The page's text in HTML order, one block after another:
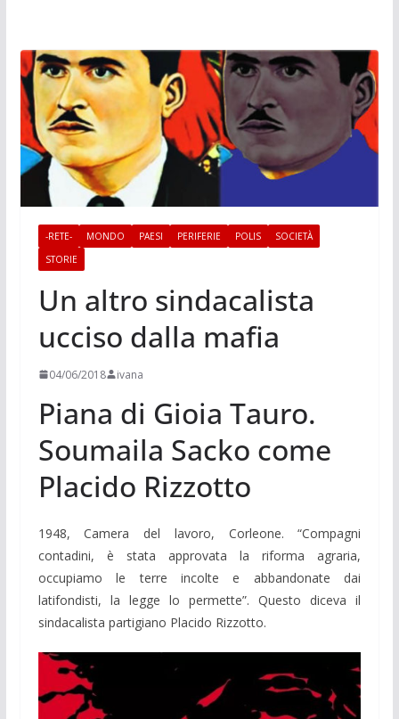
-RETE- MONDO PAESI PERIFERIE POLIS
SOCIETÀ
STORIE
Un altro sindacalista
ucciso dalla mafia
04/06/2018 ivana
Piana di Gioia Tauro.
Soumaila Sacko come
Placido Rizzotto
1948, Camera del lavoro, Corleone. “Compagni
contadini, è stata approvata la riforma agraria,
occupiamo le terre incolte e abbandonate dai
latifondisti, la legge lo permette”. Questo diceva il
sindacalista partigiano Placido Rizzotto.